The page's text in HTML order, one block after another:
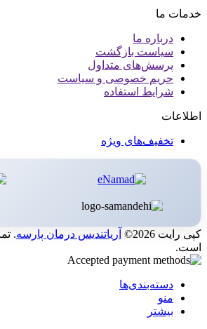
خدمات ما
درباره ما
سیاست بازگشت
پرسش‌های متداول
حریم خصوصی و سیاست
شرایط استفاده
اطلاعات
تخفیف‌های ویژه
کپی رایت 2026© آریاتندیس درمان پارسه.
است.
دسته‌بندی‌ها
منو
بیشتر